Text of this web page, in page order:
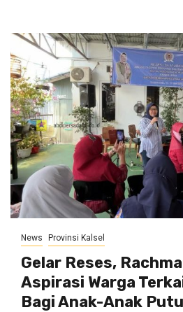
News Provinsi Kalsel
Gelar Reses,
Aspirasi Warga
Bagi Anak-Anak